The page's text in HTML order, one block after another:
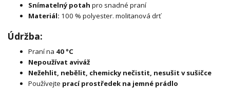
Snímatelný potah pro snadné praní
Materiál: 100 % polyester. molitanová drť
Údržba:
Praní na 40 °C
Nepoužívat aviváž
Nežehlit, nebělit, chemicky nečistit, nesušit v sušičce
Používejte prací prostředek na jemné prádlo